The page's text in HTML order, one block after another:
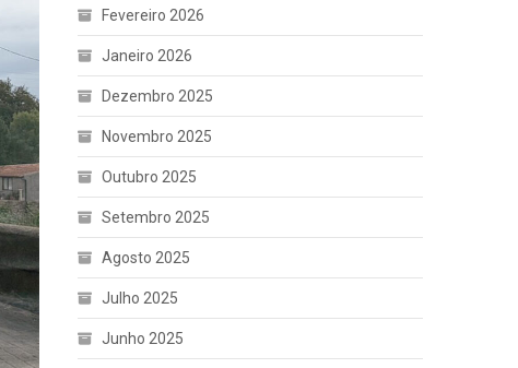
Fevereiro 2026
Janeiro 2026
Dezembro 2025
Novembro 2025
Outubro 2025
Setembro 2025
Agosto 2025
Julho 2025
Junho 2025